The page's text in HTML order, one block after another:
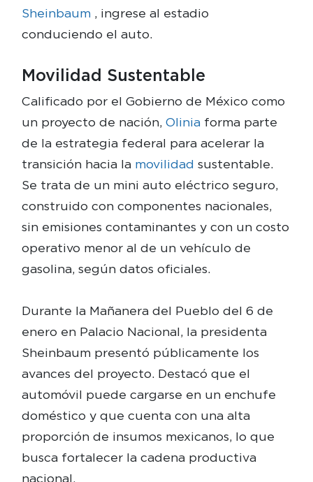
Sheinbaum , ingrese al estadio
conduciendo el auto.
Movilidad Sustentable
Calificado por el Gobierno de México como
un proyecto de nación, Olinia forma parte
de la estrategia federal para acelerar la
transición hacia la movilidad sustentable.
Se trata de un mini auto eléctrico seguro,
construido con componentes nacionales,
sin emisiones contaminantes y con un costo
operativo menor al de un vehículo de
gasolina, según datos oficiales.
Durante la Mañanera del Pueblo del 6 de
enero en Palacio Nacional, la presidenta
Sheinbaum presentó públicamente los
avances del proyecto. Destacó que el
automóvil puede cargarse en un enchufe
doméstico y que cuenta con una alta
proporción de insumos mexicanos, lo que
busca fortalecer la cadena productiva
nacional.